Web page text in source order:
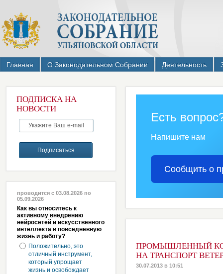
Главная О Законодательном Собрании Деятельность
ПОДПИСКА НА
НОВОСТИ
проводится с 03.08.2026 по
05.09.2026
Как вы относитесь к
активному внедрению
нейросетей и искусственного
интеллекта в повседневную
жизнь и работу?
Положительно, это
отличный инструмент,
который упрощает
жизнь и освобождает
Есть
Напишите нам
Сообщить о
ПРОМЫШЛЕННЫЙ
НА ТРАНСПОРТ
30.07.2013 в 10:51